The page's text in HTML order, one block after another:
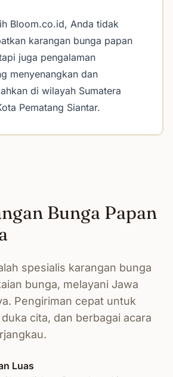
Bloom.co.id, Anda tidak
karangan bunga papan
juga pengalaman
menyenangkan dan
di wilayah Sumatera
Pematang Siantar.
Bunga Papan
spesialis karangan bunga
bunga, melayani Jawa
Pengiriman cepat untuk
cita, dan berbagai acara
Luas